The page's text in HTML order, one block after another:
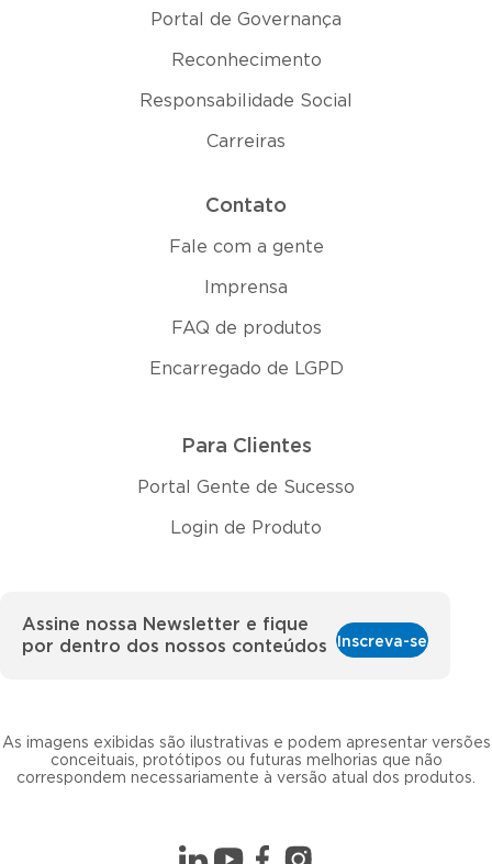
Portal de Governança
Reconhecimento
Responsabilidade Social
Carreiras
Contato
Fale com a gente
Imprensa
FAQ de produtos
Encarregado de LGPD
Para Clientes
Portal Gente de Sucesso
Login de Produto
As imagens exibidas são ilustrativas e podem apresentar versões
conceituais, protótipos ou futuras melhorias que não
correspondem necessariamente à versão atual dos produtos.
Assine nossa Newsletter e fique
por dentro dos nossos conteúdos
Inscreva-se